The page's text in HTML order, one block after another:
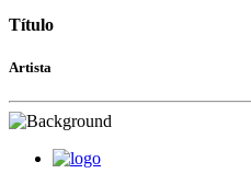
Título
Artista